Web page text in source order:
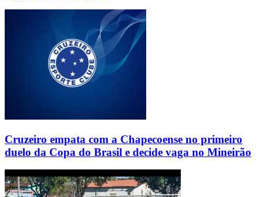
Cruzeiro empata com a Chapecoense no primeiro
duelo da Copa do Brasil e decide vaga no Mineirão